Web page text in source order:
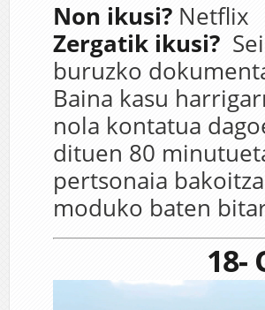
Non ikusi? Netflix
Zergatik ikusi?
buruzko
Baina kasu
nola kontatua
dituen 80
pertsonaia
moduko baten
18-